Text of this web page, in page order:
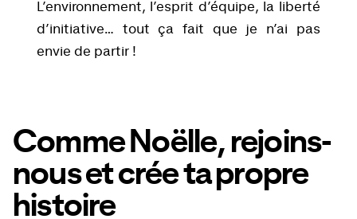
L’environnement, l’esprit d’équipe, la liberté
d’initiative… tout ça fait que je n’ai pas
envie de partir !
Comme Noëlle, rejoins-
nous et crée ta propre
histoire